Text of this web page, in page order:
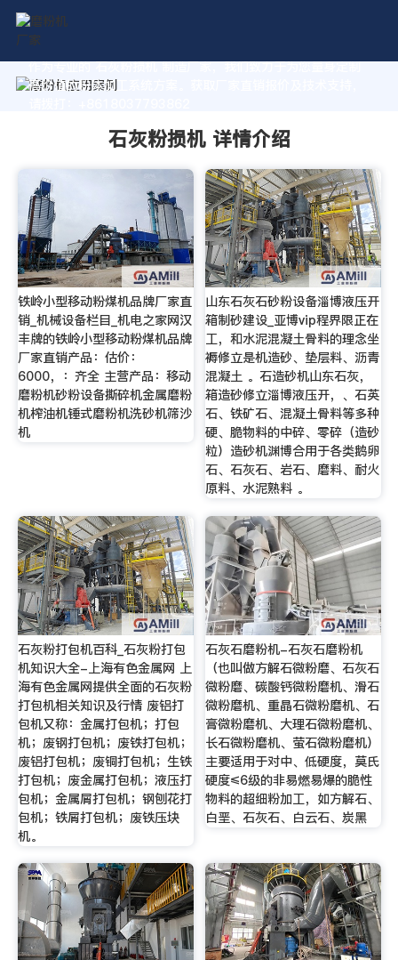
作为专业的 石灰粉损机 制造厂家，我们致力于为您量身定制
高价值的粉体加工系统方案。获取厂家直销报价及技术支持，
石灰粉损机 详情介绍
铁岭小型移动粉煤机品牌厂家直
销_机械设备栏目_机电之家网汉
丰牌的铁岭小型移动粉煤机品牌
厂家直销产品：估价：
6000，：齐全 主营产品：移动
磨粉机砂粉设备撕碎机金属磨粉
机榨油机锤式磨粉机洗砂机筛沙
机
山东石灰石砂粉设备淄博液压开
箱制砂建设_亚博vip程界限正在
工，和水泥混凝土骨料的理念坐
褥修立是机造砂、垫层料、沥青
混凝土 。石造砂机山东石灰，
箱造砂修立淄博液压开，、石英
石、铁矿石、混凝土骨料等多种
硬、脆物料的中碎、零碎（造砂
粒）造砂机渊博合用于各类鹅卵
石、石灰石、岩石、磨料、耐火
原料、水泥熟料 。
石灰粉打包机百科_石灰粉打包
机知识大全-上海有色金属网 上
海有色金属网提供全面的石灰粉
打包机相关知识及行情 废铝打
包机又称：金属打包机；打包
机；废钢打包机；废铁打包机；
废铝打包机；废铜打包机；生铁
打包机；废金属打包机；液压打
包机；金属屑打包机；钢刨花打
包机；铁屑打包机；废铁压块
机。
石灰石磨粉机-石灰石磨粉机
（也叫做方解石微粉磨、石灰石
微粉磨、碳酸钙微粉磨机、滑石
微粉磨机、重晶石微粉磨机、石
膏微粉磨机、大理石微粉磨机、
长石微粉磨机、萤石微粉磨机）
主要适用于对中、低硬度，莫氏
硬度≤6级的非易燃易爆的脆性
物料的超细粉加工，如方解石、
白垩、石灰石、白云石、炭黑